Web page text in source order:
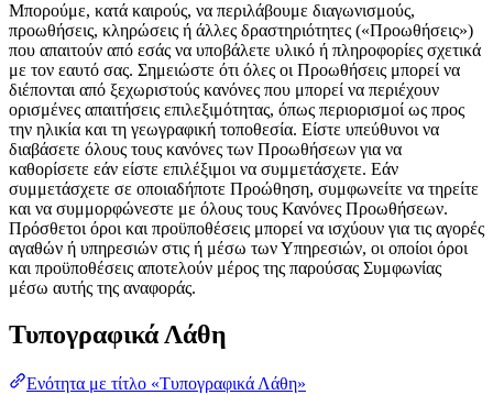
Μπορούμε, κατά καιρούς, να περιλάβουμε διαγωνισμούς,
προωθήσεις, κληρώσεις ή άλλες δραστηριότητες («Προωθήσεις»)
που απαιτούν από εσάς να υποβάλετε υλικό ή πληροφορίες σχετικά
με τον εαυτό σας. Σημειώστε ότι όλες οι Προωθήσεις μπορεί να
διέπονται από ξεχωριστούς κανόνες που μπορεί να περιέχουν
ορισμένες απαιτήσεις επιλεξιμότητας, όπως περιορισμοί ως προς
την ηλικία και τη γεωγραφική τοποθεσία. Είστε υπεύθυνοι να
διαβάσετε όλους τους κανόνες των Προωθήσεων για να
καθορίσετε εάν είστε επιλέξιμοι να συμμετάσχετε. Εάν
συμμετάσχετε σε οποιαδήποτε Προώθηση, συμφωνείτε να τηρείτε
και να συμμορφώνεστε με όλους τους Κανόνες Προωθήσεων.
Πρόσθετοι όροι και προϋποθέσεις μπορεί να ισχύουν για τις αγορές
αγαθών ή υπηρεσιών στις ή μέσω των Υπηρεσιών, οι οποίοι όροι
και προϋποθέσεις αποτελούν μέρος της παρούσας Συμφωνίας
μέσω αυτής της αναφοράς.
Τυπογραφικά Λάθη
Ενότητα με τίτλο «Τυπογραφικά Λάθη»